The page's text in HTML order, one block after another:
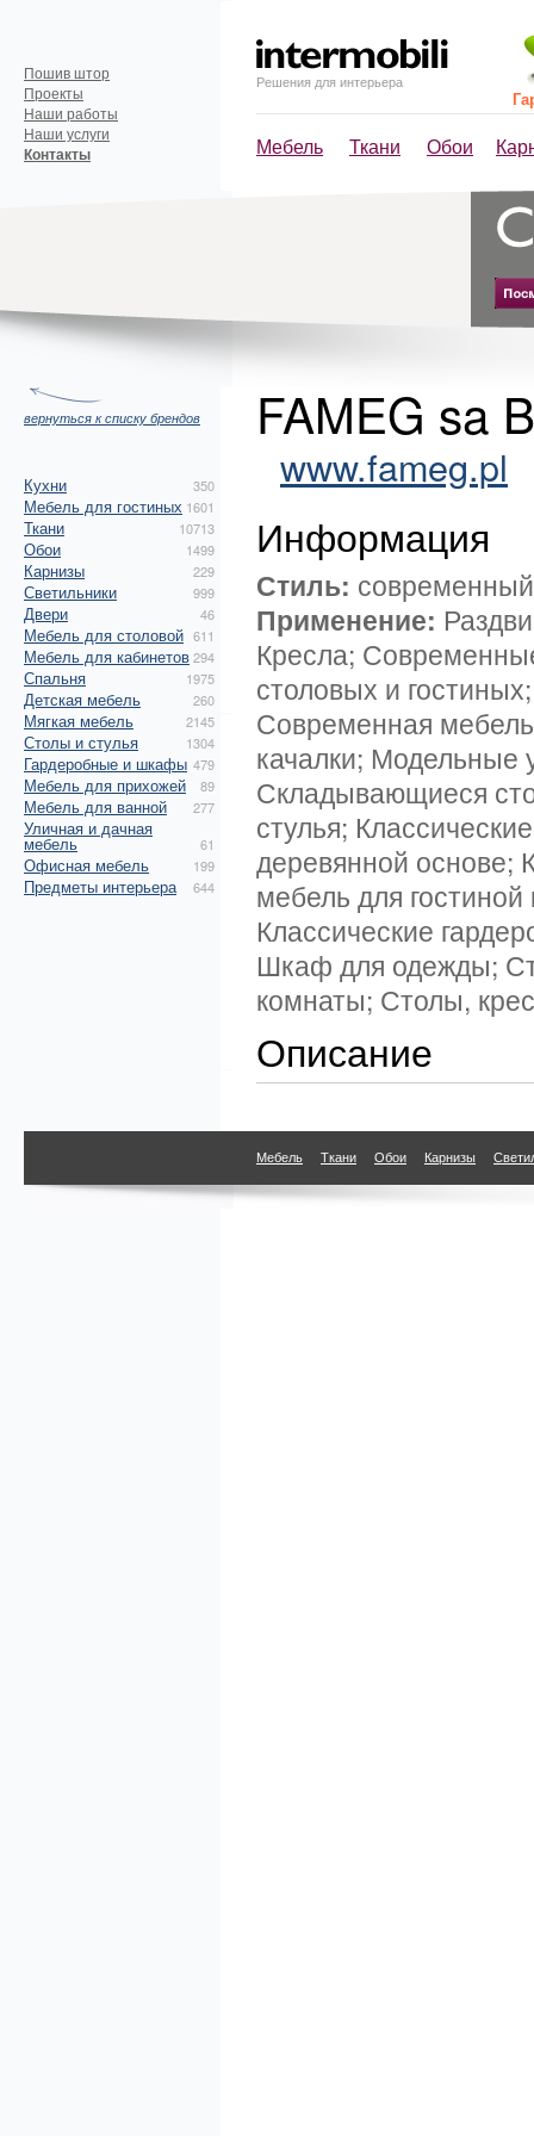
Решения для интерьера
Мебель Ткани Обои
Пошив штор
Проекты
Наши работы
Наши услуги
Контакты
вернуться к списку брендов
Кухни 350
Мебель для гостиных 1601
Ткани 10713
Обои 1499
Карнизы 229
Светильники 999
Двери 46
Мебель для столовой 611
Мебель для кабинетов294
Спальня 1975
Детская мебель 260
Мягкая мебель 2145
Столы и стулья 1304
Гардеробные и шкафы 479
Мебель для прихожей 89
Мебель для ванной 277
Уличная и дачная
мебель 61
Офисная мебель 199
Предметы интерьера 644
FAMEG sa
www.fameg.pl
Информация
Стиль:
Применение:
Кресла;
столовых и
Современная
качалки; Модельные
Складывающиеся
стулья;
деревянной основе;
мебель для
Классические
Шкаф для одежды;
комнаты; Столы,
Описание
Мебель Ткани Обои Карнизы